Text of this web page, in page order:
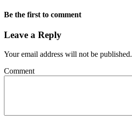
Be the first to comment
Leave a Reply
Your email address will not be published.
Comment